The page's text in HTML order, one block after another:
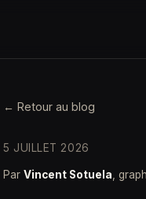
← Retour au blog
5 JUILLET 2026
Par Vincent Sotuela ,